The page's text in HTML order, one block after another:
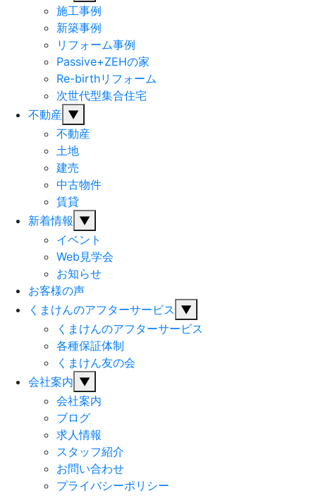
施工事例
新築事例
リフォーム事例
Passive+ZEHの家
Re-birthリフォーム
次世代型集合住宅
不動産 ▼
不動産
土地
建売
中古物件
賃貸
新着情報 ▼
イベント
Web見学会
お知らせ
お客様の声
くまけんのアフターサービス ▼
くまけんのアフターサービス
各種保証体制
くまけん友の会
会社案内 ▼
会社案内
ブログ
求人情報
スタッフ紹介
お問い合わせ
プライバシーポリシー